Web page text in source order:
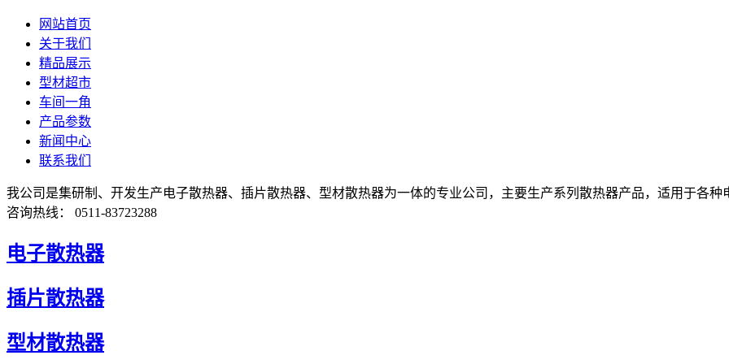
网站首页
关于我们
精品展示
型材超市
车间一角
产品参数
新闻中心
联系我们
我公司是集研制、开发生产电子散热器、插片散热器、型材散热器为一体的专业公司，主要生产系列散热器产品，适用于各种
咨询热线： 0511-83723288
电子散热器
插片散热器
型材散热器